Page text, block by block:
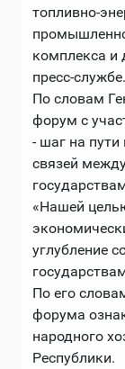
топливно-
комплекса и
пресс-службе.
По словам
форум с
- шаг на
связей
«Нашей
углубление
По его
форума
народного
Республики.